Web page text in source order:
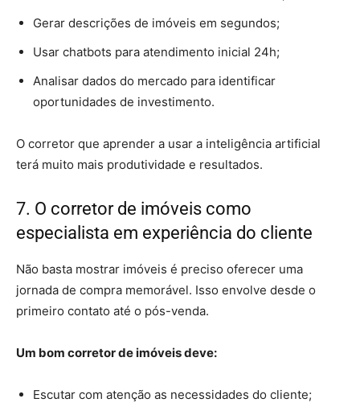
Gerar descrições de imóveis em segundos;
Usar chatbots para atendimento inicial 24h;
Analisar dados do mercado para identificar
oportunidades de investimento.
O corretor que aprender a usar a inteligência artificial
terá muito mais produtividade e resultados.
7. O corretor de imóveis como
especialista em experiência do cliente
Não basta mostrar imóveis é preciso oferecer uma
jornada de compra memorável. Isso envolve desde o
primeiro contato até o pós-venda.
Um bom corretor de imóveis deve:
Escutar com atenção as necessidades do cliente;